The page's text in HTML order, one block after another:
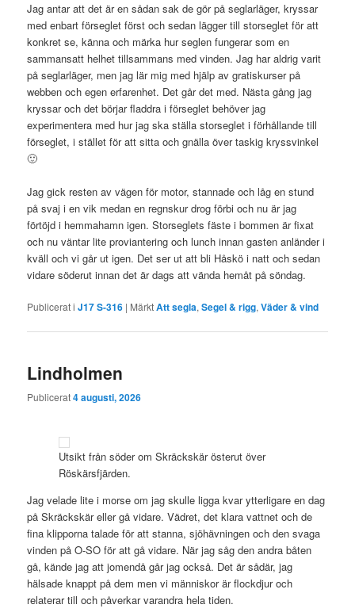
Jag antar att det är en sådan sak de gör på seglarläger, kryssar
med enbart förseglet först och sedan lägger till storseglet för att
konkret se, känna och märka hur seglen fungerar som en
sammansatt helhet tillsammans med vinden. Jag har aldrig varit
på seglarläger, men jag lär mig med hjälp av gratiskurser på
webben och egen erfarenhet. Det går det med. Nästa gång jag
kryssar och det börjar fladdra i förseglet behöver jag
experimentera med hur jag ska ställa storseglet i förhållande till
förseglet, i stället för att sitta och gnälla över taskig kryssvinkel
🙂
Jag gick resten av vägen för motor, stannade och låg en stund
på svaj i en vik medan en regnskur drog förbi och nu är jag
förtöjd i hemmahamn igen. Storseglets fäste i bommen är fixat
och nu väntar lite proviantering och lunch innan gasten anländer i
kväll och vi går ut igen. Det ser ut att bli Håskö i natt och sedan
vidare söderut innan det är dags att vända hemåt på söndag.
Publicerat i J17 S-316 | MärktAtt segla,Segel & rigg,Väder & vind
Lindholmen
Publicerat4 augusti, 2026
Utsikt från söder om Skräckskär österut över
Röskärsfjärden.
Jag velade lite i morse om jag skulle ligga kvar ytterligare en dag
på Skräckskär eller gå vidare. Vädret, det klara vattnet och de
fina klipporna talade för att stanna, sjöhävningen och den svaga
vinden på O-SO för att gå vidare. När jag såg den andra båten
gå, kände jag att jomendå går jag också. Det är sådär, jag
hälsade knappt på dem men vi människor är flockdjur och
relaterar till och påverkar varandra hela tiden.